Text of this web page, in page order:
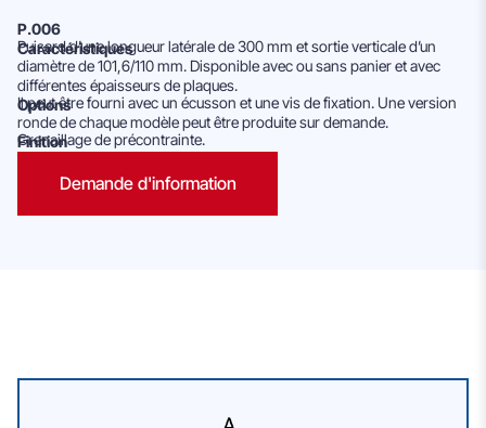
P.006
Caractéristiques
Puisard d’une longueur latérale de 300 mm et sortie verticale d’un
diamètre de 101,6/110 mm. Disponible avec ou sans panier et avec
différentes épaisseurs de plaques.
Options
Il peut être fourni avec un écusson et une vis de fixation. Une version
ronde de chaque modèle peut être produite sur demande.
Finition
Grenaillage de précontrainte.
Demande d'information